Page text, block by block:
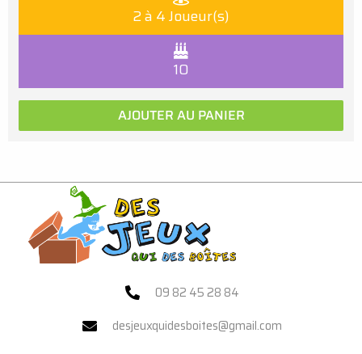
2 à 4 Joueur(s)
10
AJOUTER AU PANIER
09 82 45 28 84
desjeuxquidesboites@gmail.com